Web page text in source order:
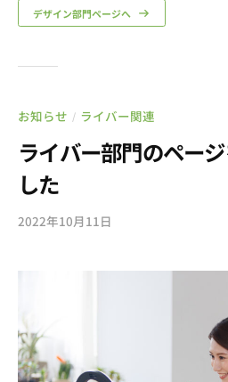
デザイン部門ページへ
お知らせ / ライバー関連
ライバー部門のペー
した
2022年10月11日
a